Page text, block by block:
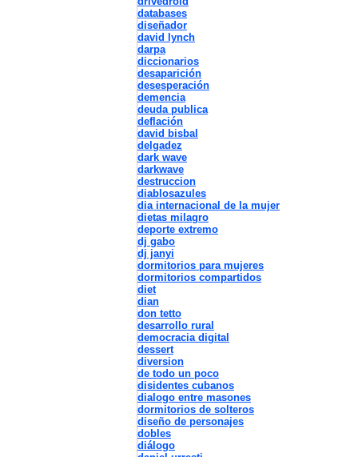
databases
diseñador
david lynch
darpa
diccionarios
desaparición
desesperación
demencia
deuda publica
deflación
david bisbal
delgadez
dark wave
darkwave
destruccion
diablosazules
dia internacional de la mujer
dietas milagro
deporte extremo
dj gabo
dj janyi
dormitorios para mujeres
dormitorios compartidos
diet
dian
don tetto
desarrollo rural
democracia digital
dessert
diversion
de todo un poco
disidentes cubanos
dialogo entre masones
dormitorios de solteros
diseño de personajes
dobles
diálogo